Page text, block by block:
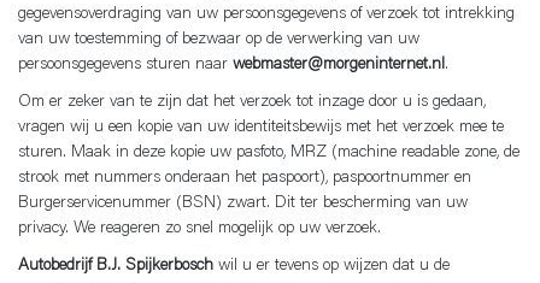
gegevensoverdraging van uw persoonsgegevens of verzoek tot intrekking
van uw toestemming of bezwaar op de verwerking van uw
persoonsgegevens sturen naar webmaster@morgeninternet.nl.
Om er zeker van te zijn dat het verzoek tot inzage door u is gedaan,
vragen wij u een kopie van uw identiteitsbewijs met het verzoek mee te
sturen. Maak in deze kopie uw pasfoto, MRZ (machine readable zone, de
strook met nummers onderaan het paspoort), paspoortnummer en
Burgerservicenummer (BSN) zwart. Dit ter bescherming van uw
privacy. We reageren zo snel mogelijk op uw verzoek.
Autobedrijf B.J. Spijkerbosch wil u er tevens op wijzen dat u de